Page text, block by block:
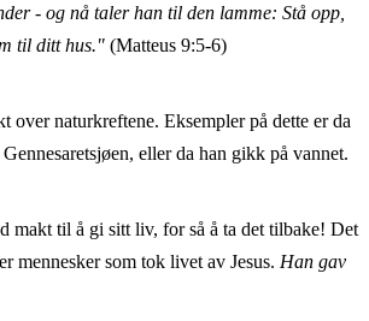
- og nå taler han til den lamme: Stå opp,
til ditt hus." (Matteus 9:5-6)
over naturkreftene. Eksempler på dette er da
eller da han gikk på vannet.
makt til å gi sitt liv, for så å ta det tilbake! Det
mennesker som tok livet av Jesus. Han gav